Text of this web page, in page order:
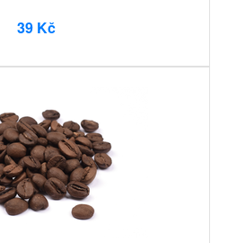
39 Kč